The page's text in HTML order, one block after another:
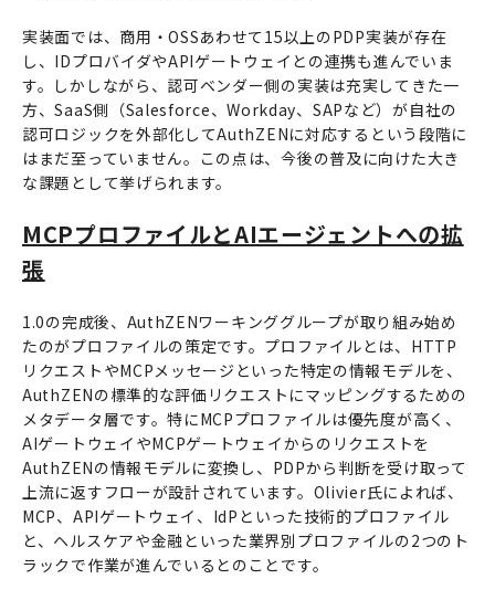
実装面では、商用・OSSあわせて15以上のPDP実装が存在
し、IDプロバイダやAPIゲートウェイとの連携も進んでいま
す。しかしながら、認可ベンダー側の実装は充実してきた一
方、SaaS側（Salesforce、Workday、SAPなど）が自社の
認可ロジックを外部化してAuthZENに対応するという段階に
はまだ至っていません。この点は、今後の普及に向けた大き
な課題として挙げられます。
MCPプロファイルとAIエージェントへの拡
張
1.0の完成後、AuthZENワーキンググループが取り組み始め
たのがプロファイルの策定です。プロファイルとは、HTTP
リクエストやMCPメッセージといった特定の情報モデルを、
AuthZENの標準的な評価リクエストにマッピングするための
メタデータ層です。特にMCPプロファイルは優先度が高く、
AIゲートウェイやMCPゲートウェイからのリクエストを
AuthZENの情報モデルに変換し、PDPから判断を受け取って
上流に返すフローが設計されています。Olivier氏によれば、
MCP、APIゲートウェイ、IdPといった技術的プロファイル
と、ヘルスケアや金融といった業界別プロファイルの2つのト
ラックで作業が進んでいるとのことです。